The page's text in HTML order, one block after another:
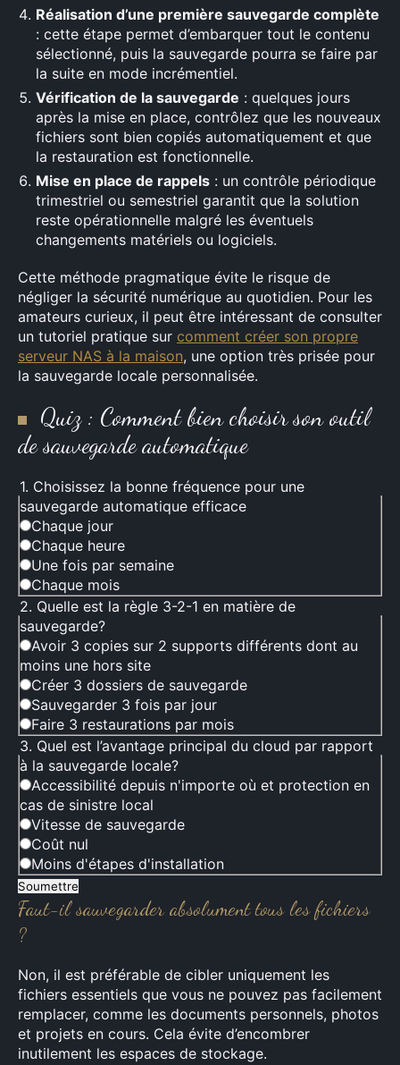
Réalisation d’une première sauvegarde complète
: cette étape permet d’embarquer tout le contenu
sélectionné, puis la sauvegarde pourra se faire par
la suite en mode incrémentiel.
Vérification de la sauvegarde : quelques jours
après la mise en place, contrôlez que les nouveaux
fichiers sont bien copiés automatiquement et que
la restauration est fonctionnelle.
Mise en place de rappels : un contrôle périodique
trimestriel ou semestriel garantit que la solution
reste opérationnelle malgré les éventuels
changements matériels ou logiciels.
Cette méthode pragmatique évite le risque de
négliger la sécurité numérique au quotidien. Pour les
amateurs curieux, il peut être intéressant de consulter
un tutoriel pratique sur comment créer son propre
serveur NAS à la maison, une option très prisée pour
la sauvegarde locale personnalisée.
Quiz : Comment bien choisir son outil
de sauvegarde automatique
1. Choisissez la bonne fréquence pour une
sauvegarde automatique efficace
Chaque jour
Chaque heure
Une fois par semaine
Chaque mois
2. Quelle est la règle 3-2-1 en matière de
sauvegarde?
Avoir 3 copies sur 2 supports différents dont au
moins une hors site
Créer 3 dossiers de sauvegarde
Sauvegarder 3 fois par jour
Faire 3 restaurations par mois
3. Quel est l’avantage principal du cloud par rapport
à la sauvegarde locale?
Accessibilité depuis n'importe où et protection en
cas de sinistre local
Vitesse de sauvegarde
Coût nul
Moins d'étapes d'installation
Soumettre
Faut-il sauvegarder absolument tous les fichiers
?
Non, il est préférable de cibler uniquement les
fichiers essentiels que vous ne pouvez pas facilement
remplacer, comme les documents personnels, photos
et projets en cours. Cela évite d’encombrer
inutilement les espaces de stockage.